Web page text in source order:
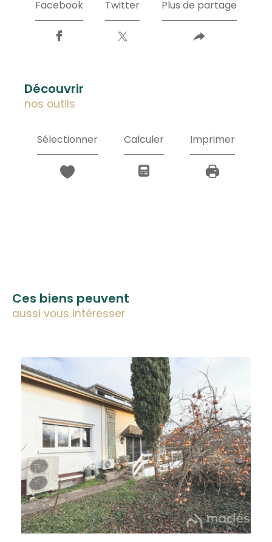
Facebook Twitter Plus de partage
découvrir
nos outils
Sélectionner Calculer Imprimer
Ces biens peuvent
aussi vous intéresser